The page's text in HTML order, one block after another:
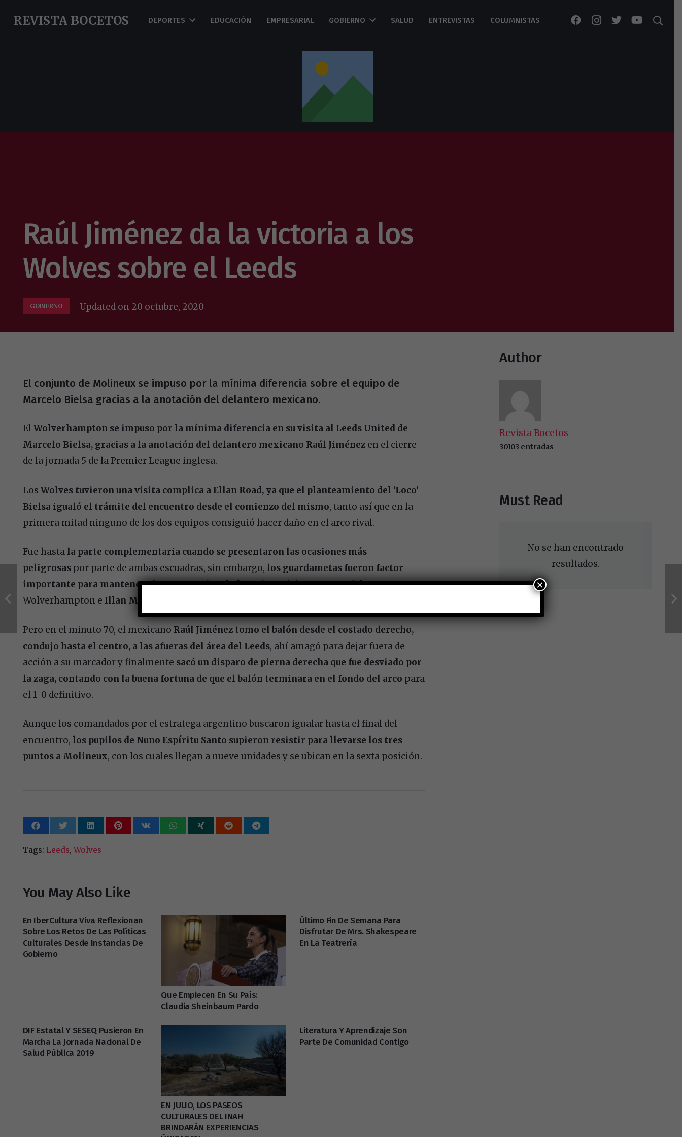
REVISTA BOCETOS DEPORTES EDUCACIÓN EMPRESARIAL GOBIERNO SALUD ENTREVISTAS COLUMNISTAS
Raúl Jiménez da la victoria a los
Wolves sobre el Leeds
GOBIERNO Updated on 20 octubre, 2020
El conjunto de Molineux se impuso por la mínima diferencia sobre el equipo de
Marcelo Bielsa gracias a la anotación del delantero mexicano.
ElWolverhampton se impuso por la mínima diferencia en su visita al Leeds United de
Marcelo Bielsa, gracias a la anotación del delantero mexicano Raúl Jiménezen el cierre
de la jornada 5 de la Premier League inglesa.
Los Wolves tuvieron una visita complica a Ellan Road, ya que el planteamiento del ‘Loco’
Bielsa igualó el trámite del encuentro desde el comienzo del mismo, tanto así que en la
primera mitad ninguno de los dos equipos consiguió hacer daño en el arco rival.
Fue hasta la parte complementaria cuando se presentaron las ocasiones más
peligrosaspor parte de ambas escuadras, sin embargo, los guardametas fueron factor
importante para mantener el encuentro igualado,Rui Patriciopor parte del
Wolverhampton e Illan Meslier
Pero en el minuto 70, el mexicano Raúl Jiménez tomo el balón desde el costado derecho,
condujo hasta el centro, a las afueras del área del Leeds, ahí amagó para dejar fuera de
acción a su marcador y finalmente sacó un disparo de pierna derecha que fue desviado por
la zaga, contando con la buena fortuna de que el balón terminara en el fondo del arco para
el 1-0 definitivo.
Aunque los comandados por el estratega argentino buscaron igualar hasta el final del
encuentro, los pupilos de Nuno Espíritu Santo supieron resistir para llevarse los tres
puntos a Molineux, con los cuales llegan a nueve unidades y se ubican en la sexta posición.
Tags: Leeds, Wolves
You May Also Like
En IberCultura Viva Reflexionan
Sobre Los Retos De Las Políticas
Culturales Desde Instancias De
Gobierno
Que Empiecen En Su País:
Claudia Sheinbaum Pardo
Último Fin De Semana Para
Disfrutar De Mrs. Shakespeare
En La Teatrería
DIF Estatal Y SESEQ Pusieron En
Marcha La Jornada Nacional De
Salud Pública 2019
EN JULIO, LOS PASEOS
CULTURALES DEL INAH
BRINDARÁN EXPERIENCIAS
Literatura Y Aprendizaje Son
Parte De Comunidad Contigo
Author
Revista Bocetos
30103 entradas
Must Read
No se han encontrado
resultados.
×